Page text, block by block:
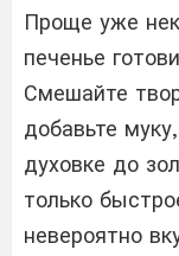
Проще уже
печенье
Смешайте
добавьте
духовке до
только
невероятно